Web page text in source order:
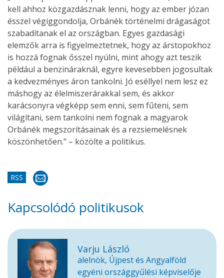
kell ahhoz közgazdásznak lenni, hogy az ember józan
ésszel végiggondolja, Orbánék történelmi drágaságot
szabadítanak el az országban. Egyes gazdasági
elemzők arra is figyelmeztetnek, hogy az árstopokhoz
is hozzá fognak ősszel nyúlni, mint ahogy azt teszik
például a benzináraknál, egyre kevesebben jogosultak
a kedvezményes áron tankolni. Jó eséllyel nem lesz ez
máshogy az élelmiszerárakkal sem, és akkor
karácsonyra végképp sem enni, sem fűteni, sem
világítani, sem tankolni nem fognak a magyarok
Orbánék megszorításainak és a rezsiemelésnek
köszönhetően.” – közölte a politikus.
RSS
Kapcsolódó politikusok
Varju László
alelnök, Újpest és Angyalföld
egyéni országgyűlési képviselője